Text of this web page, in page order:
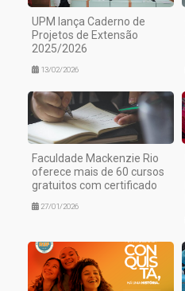
UPM lança Caderno de
Projetos de Extensão
2025/2026
13/02/2026
Faculdade Mackenzie Rio
oferece mais de 60 cursos
gratuitos com certificado
27/01/2026